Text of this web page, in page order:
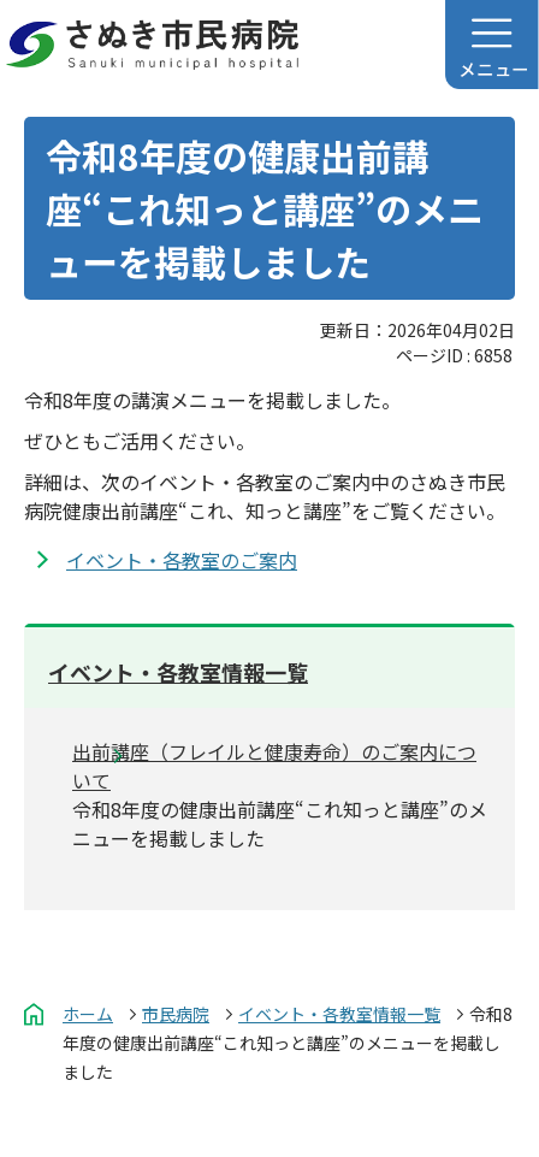
令和8年度の健康出前講
座“これ知っと講座”のメニ
ューを掲載しました
更新日：2026年04月02日
ページID : 6858
令和8年度の講演メニューを掲載しました。
ぜひともご活用ください。
詳細は、次のイベント・各教室のご案内中のさぬき市民
病院健康出前講座“これ、知っと講座”をご覧ください。
イベント・各教室のご案内
イベント・各教室情報一覧
出前講座（フレイルと健康寿命）のご案内につ
いて
令和8年度の健康出前講座“これ知っと講座”のメ
ニューを掲載しました
ホーム 市民病院 イベント・各教室情報一覧
令和8
年度の健康出前講座“これ知っと講座”のメニューを掲載し
ました